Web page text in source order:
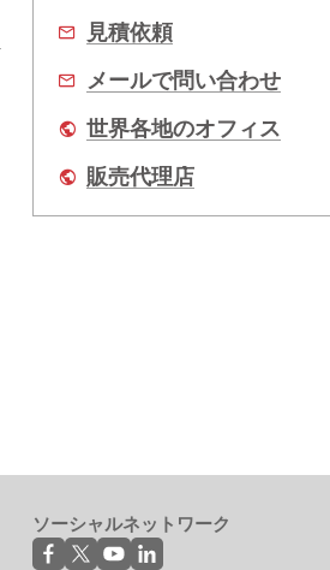
見積依頼
メールで問い合わせ
世界各地のオフィス
販売代理店
ソーシャルネットワーク